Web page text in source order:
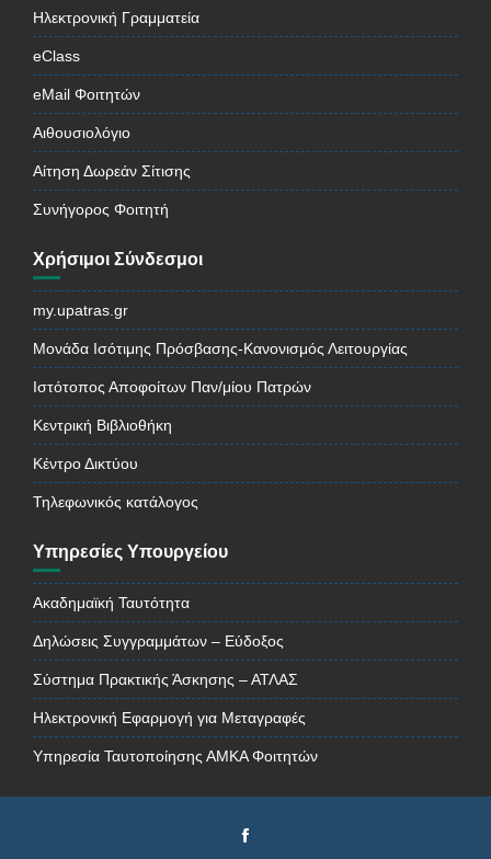
Ηλεκτρονική Γραμματεία
eClass
eMail Φοιτητών
Αιθουσιολόγιο
Αίτηση Δωρεάν Σίτισης
Συνήγορος Φοιτητή
Χρήσιμοι Σύνδεσμοι
my.upatras.gr
Μονάδα Ισότιμης Πρόσβασης-Κανονισμός Λειτουργίας
Ιστότοπος Αποφοίτων Παν/μίου Πατρών
Κεντρική Βιβλιοθήκη
Κέντρο Δικτύου
Τηλεφωνικός κατάλογος
Υπηρεσίες Υπουργείου
Ακαδημαϊκή Ταυτότητα
Δηλώσεις Συγγραμμάτων – Εύδοξος
Σύστημα Πρακτικής Άσκησης – ΑΤΛΑΣ
Ηλεκτρονική Εφαρμογή για Μεταγραφές
Υπηρεσία Ταυτοποίησης ΑΜΚΑ Φοιτητών